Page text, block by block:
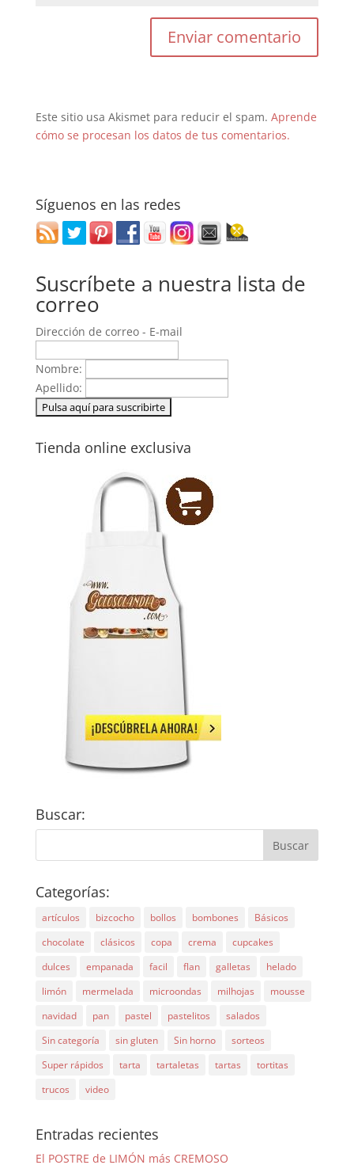
Este sitio usa Akismet para reducir el spam. Aprende
cómo se procesan los datos de tus comentarios.
Síguenos en las redes
Suscríbete a nuestra lista de
correo
Dirección de correo - E-mail
Nombre:
Apellido:
Tienda online exclusiva
Buscar:
Categorías:
artículos bizcocho bollos bombones
Básicos
chocolate
clásicos copa crema
cupcakes
dulces
empanada facil flan galletas
helado
limón
mermelada microondas milhojas
mousse
navidad
pan pastel pastelitos
salados
Sin categoría
sin gluten Sin horno
sorteos
Super rápidos
tarta tartaletas tartas
tortitas
trucos
video
Entradas recientes
El POSTRE de LIMÓN más CREMOSO